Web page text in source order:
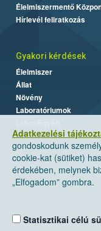
Adatkezelési
gondoskodunk
cookie-kat (sütiket)
érdekében, melynek
„Elfogadom” gombra.
Statisztikai célú
Élelmiszermentő
Hírlevél feliratkozás
Gyakori kérdések
Élelmiszer
Állat
Növény
Laboratóriumok